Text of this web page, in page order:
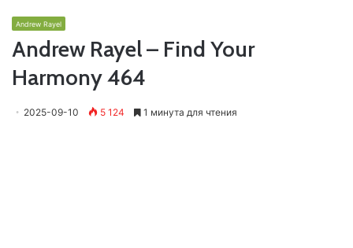
Andrew Rayel
Andrew Rayel – Find Your
Harmony 464
2025-09-10 5 124 1 минута для чтения